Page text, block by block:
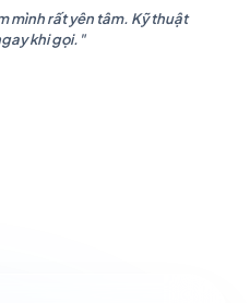
mình rất yên tâm. Kỹ thuật
khi gọi."